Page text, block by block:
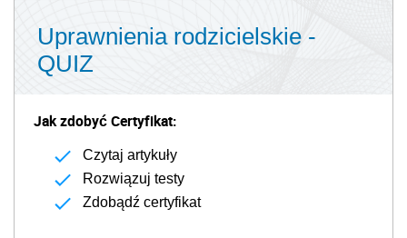
Uprawnienia rodzicielskie -
QUIZ
Jak zdobyć Certyfikat:
Czytaj artykuły
Rozwiązuj testy
Zdobądź certyfikat